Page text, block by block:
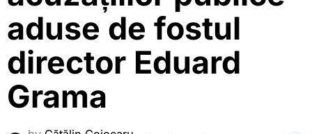
aduse de fostul
director Eduard
Grama